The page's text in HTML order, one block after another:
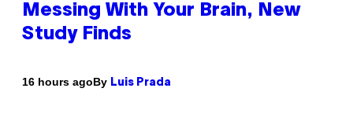
Messing With Your Brain, New
Study Finds
16 hours agoBy Luis Prada